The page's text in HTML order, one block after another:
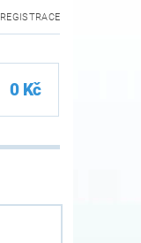
REGISTRACE
0 Kč